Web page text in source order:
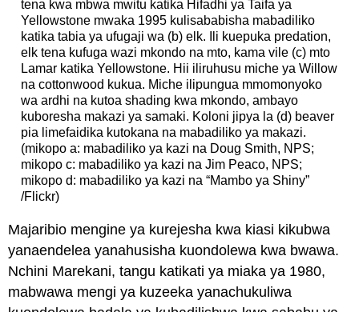
tena kwa mbwa mwitu katika Hifadhi ya Taifa ya
Yellowstone mwaka 1995 kulisababisha mabadiliko
katika tabia ya ufugaji wa (b) elk. Ili kuepuka predation,
elk tena kufuga wazi mkondo na mto, kama vile (c) mto
Lamar katika Yellowstone. Hii iliruhusu miche ya Willow
na cottonwood kukua. Miche ilipungua mmomonyoko
wa ardhi na kutoa shading kwa mkondo, ambayo
kuboresha makazi ya samaki. Koloni jipya la (d) beaver
pia limefaidika kutokana na mabadiliko ya makazi.
(mikopo a: mabadiliko ya kazi na Doug Smith, NPS;
mikopo c: mabadiliko ya kazi na Jim Peaco, NPS;
mikopo d: mabadiliko ya kazi na “Mambo ya Shiny”
/Flickr)
Majaribio mengine ya kurejesha kwa kiasi kikubwa
yanaendelea yanahusisha kuondolewa kwa bwawa.
Nchini Marekani, tangu katikati ya miaka ya 1980,
mabwawa mengi ya kuzeeka yanachukuliwa